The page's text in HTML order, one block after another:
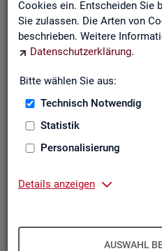
Cookies ein. Entscheiden Sie
Sie zulassen. Die Arten von
beschrieben. Weitere
Datenschutzerklärung.
Bitte wählen Sie aus:
Technisch Notwendig
Statistik
Personalisierung
Details anzeigen
AUSWAHL
Die Kurzinformationen
über die